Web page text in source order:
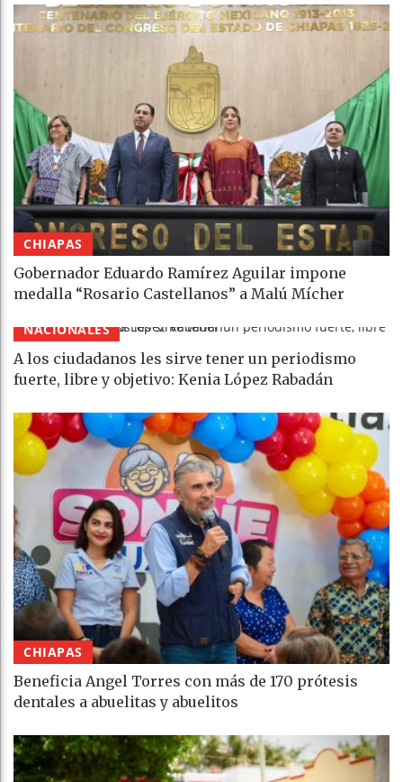
CHIAPAS
Gobernador Eduardo Ramírez Aguilar impone
medalla “Rosario Castellanos” a Malú Mícher
NACIONALES
A los ciudadanos les sirve tener un periodismo
fuerte, libre y objetivo: Kenia López Rabadán
CHIAPAS
Beneficia Angel Torres con más de 170 prótesis
dentales a abuelitas y abuelitos